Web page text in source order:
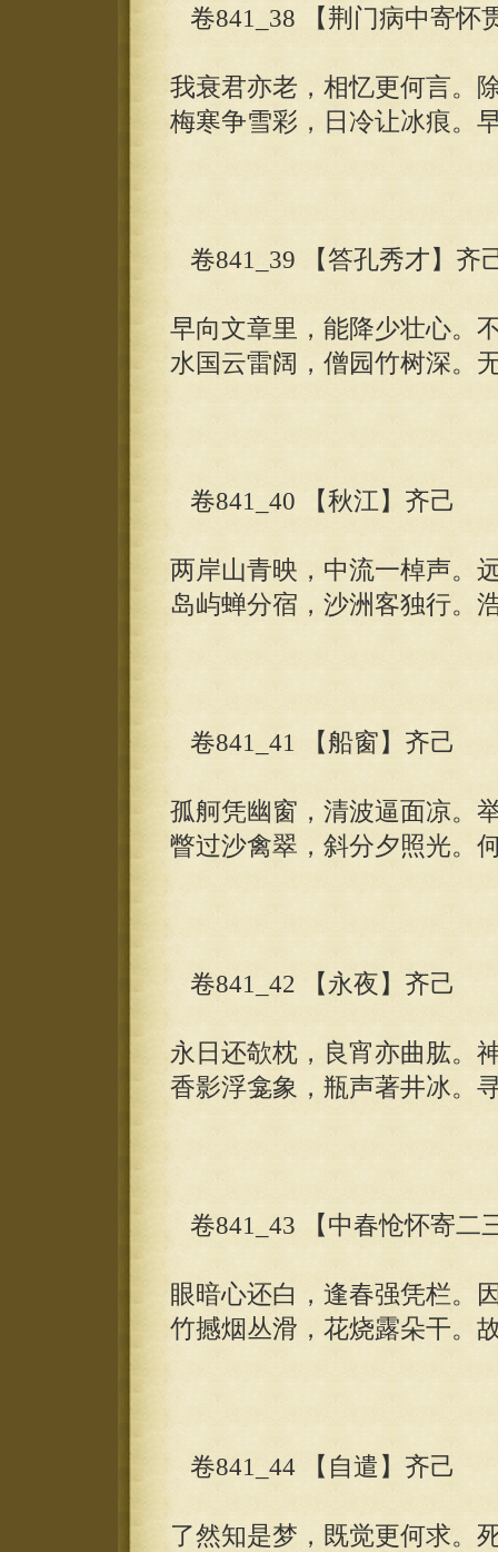
卷841_38 【荆门病中寄怀
我衰君亦老，相忆更何言。
梅寒争雪彩，日冷让冰痕。
卷841_39 【答孔秀才】齐
早向文章里，能降少壮心。
水国云雷阔，僧园竹树深。
卷841_40 【秋江】齐己
两岸山青映，中流一棹声。
岛屿蝉分宿，沙洲客独行。
卷841_41 【船窗】齐己
孤舸凭幽窗，清波逼面凉。
瞥过沙禽翠，斜分夕照光。
卷841_42 【永夜】齐己
永日还欹枕，良宵亦曲肱。
香影浮龛象，瓶声著井冰。
卷841_43 【中春怆怀寄二
眼暗心还白，逢春强凭栏。
竹撼烟丛滑，花烧露朵干。
卷841_44 【自遣】齐己
了然知是梦，既觉更何求。